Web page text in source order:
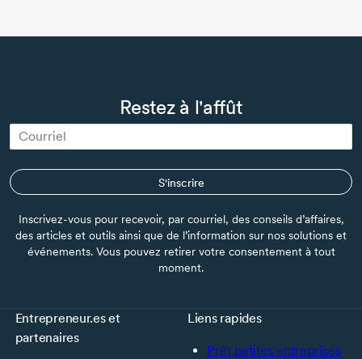
Restez à l'affût
S'inscrire
Inscrivez-vous pour recevoir, par courriel, des conseils d’affaires,
des articles et outils ainsi que de l’information sur nos solutions et
événements. Vous pouvez retirer votre consentement à tout
moment.
Entrepreneur.es et
partenaires
Liens rapides
Prêt petites entreprises